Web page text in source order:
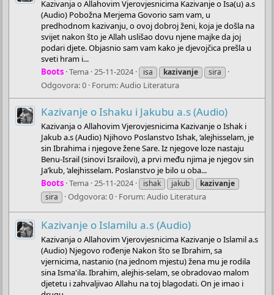
Kazivanja o Allahovim Vjerovjesnicima Kazivanje o Isa(u) a.s
(Audio) Pobožna Merjema Govorio sam vam, u
predhodnom kazivanju, o ovoj dobroj ženi, koja je došla na
svijet nakon što je Allah uslišao dovu njene majke da joj
podari djete. Objasnio sam vam kako je djevojčica prešla u
sveti hram i...
Boots Tema 25-11-2024 isa kazivanje sira
Odgovora: 0 Forum:Audio Literatura
Kazivanje o Ishaku i Jakubu a.s (Audio)
Kazivanja o Allahovim Vjerovjesnicima Kazivanje o Ishak i
Jakub a.s (Audio) Njihovo Poslanstvo Ishak, ‘alejhisselam, je
sin Ibrahima i njegove žene Sare. Iz njegove loze nastaju
Benu-Israil (sinovi Israilovi), a prvi među njima je njegov sin
Ja’kub, ‘alejhisselam. Poslanstvo je bilo u oba...
Boots Tema 25-11-2024 ishak jakub
kazivanje
sira
Odgovora: 0 Forum:Audio Literatura
Kazivanje o Islamilu a.s (Audio)
Kazivanja o Allahovim Vjerovjesnicima Kazivanje o Islamil a.s
(Audio) Njegovo rođenje Nakon što se Ibrahim, sa
vjernicima, nastanio (na jednom mjestu) žena mu je rodila
sina Isma'ila. Ibrahim, alejhis-selam, se obradovao malom
djetetu i zahvaljivao Allahu na toj blagodati. On je imao i